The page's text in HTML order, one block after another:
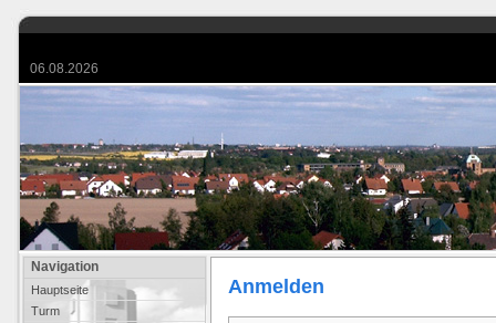
06.08.2026
Navigation
Hauptseite
Turm
Anmelden